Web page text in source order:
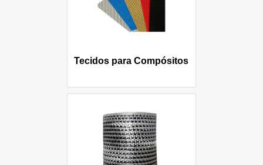
Tecidos para Compósitos